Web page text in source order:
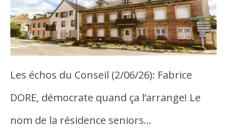
Les échos du Conseil (2/06/26): Fabrice
DORE, démocrate quand ça l’arrange! Le
nom de la résidence seniors…